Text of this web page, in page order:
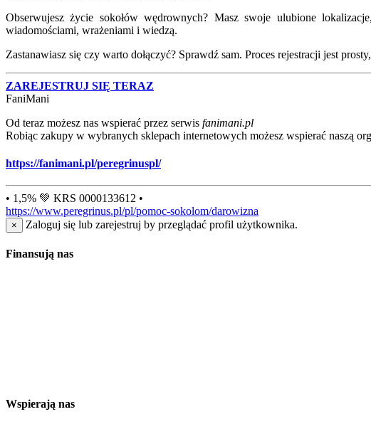
Obserwujesz życie sokołów wędrownych? Masz swoje ulubione
wiadomościami, wrażeniami i wiedzą.
Zastanawiasz się czy warto dołączyć? Sprawdź sam. Proces rejestracji jest
ZAREJESTRUJ SIĘ TERAZ
FaniMani
Od teraz możesz nas wspierać przez serwis fanimani.pl
Robiąc zakupy w wybranych sklepach internetowych możesz wspierać naszą
https://fanimani.pl/peregrinuspl/
• 1,5% 💚 KRS 0000133612 •
https://www.peregrinus.pl/pl/pomoc-sokolom/darowizna
× Zaloguj się lub zarejestruj by przeglądać profil użytkownika.
Finansują nas
Wspierają nas